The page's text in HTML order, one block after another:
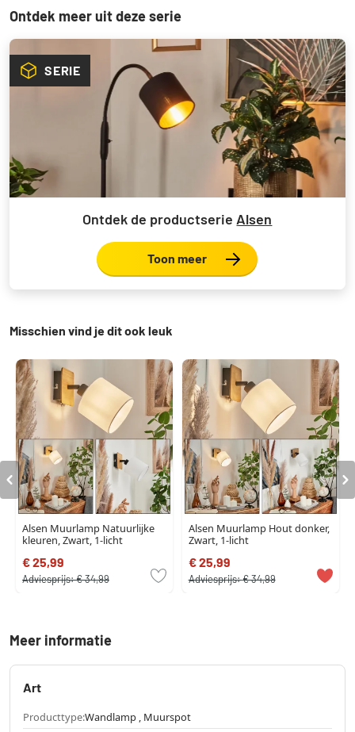
Ontdek meer uit deze serie
SERIE
Ontdek de productserie Alsen
Toon meer
Misschien vind je dit ook leuk
Alsen Muurlamp Natuurlijke
kleuren, Zwart, 1-licht
€ 25,99
Adviesprijs:€ 34,99
Alsen Muurlamp Hout donker,
Zwart, 1-licht
€ 25,99
Adviesprijs:€ 34,99
Meer informatie
Art
Producttype:Wandlamp , Muurspot